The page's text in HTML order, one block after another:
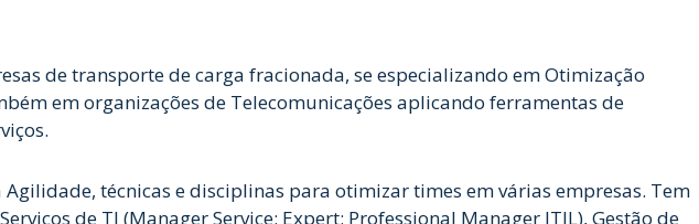
de transporte de carga fracionada, se especializando em Otimização
em organizações de Telecomunicações aplicando ferramentas de
técnicas e disciplinas para otimizar times em várias empresas. Tem
de TI (Manager Service; Expert; Professional Manager ITIL), Gestão de